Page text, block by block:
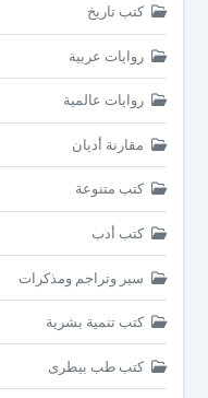
كتب تاريخ
روايات عربية
روايات عالمية
مقارنة أديان
كتب متنوعة
كتب أدب
سير وتراجم ومذكرات
كتب تنمية بشرية
كتب طب بيطرى